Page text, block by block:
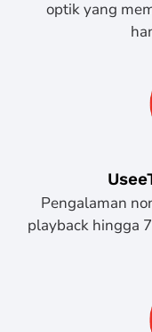
optik yang
Pengalaman
playback hingga